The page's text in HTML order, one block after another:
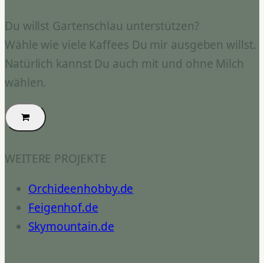
Du willst Gartenschlau unterstützen?
Wähle wie viele Kaffees Du mir ausgeben willst.
Natürlich kannst Du auch mit und ohne Milch
wählen.
WEITERE PROJEKTE
Orchideenhobby.de
Feigenhof.de
Skymountain.de